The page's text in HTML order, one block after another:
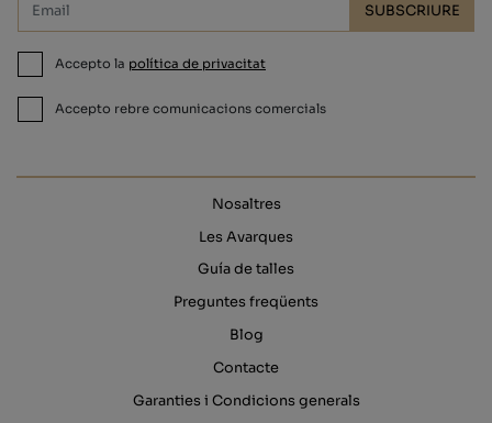
SUBSCRIURE
Accepto la política de privacitat
Accepto rebre comunicacions comercials
Nosaltres
Les Avarques
Guía de talles
Preguntes freqüents
Blog
Contacte
Garanties i Condicions generals